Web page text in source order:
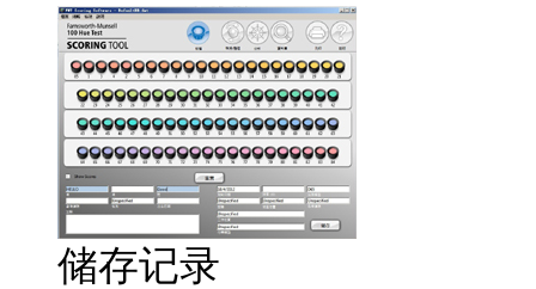
储存记录